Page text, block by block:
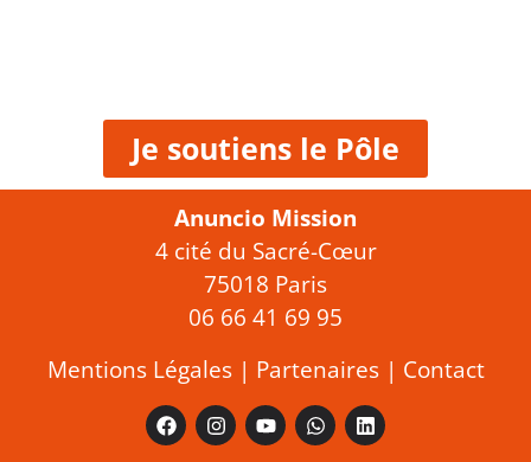
Je soutiens le Pôle
Anuncio Mission
4 cité du Sacré-Cœur
75018 Paris
06 66 41 69 95
Mentions Légales| Partenaires| Contact